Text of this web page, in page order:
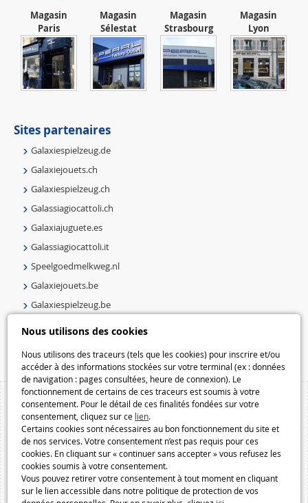
Nous utilisons des cookies
Nous utilisons des traceurs (tels que les cookies) pour inscrire et/ou
accéder à des informations stockées sur votre terminal (ex : données
de navigation : pages consultées, heure de connexion). Le
fonctionnement de certains de ces traceurs est soumis à votre
consentement. Pour le détail de ces finalités fondées sur votre
consentement, cliquez sur ce lien.
Certains cookies sont nécessaires au bon fonctionnement du site et
de nos services. Votre consentement n’est pas requis pour ces
cookies. En cliquant sur « continuer sans accepter » vous refusez les
cookies soumis à votre consentement.
Vous pouvez retirer votre consentement à tout moment en cliquant
sur le lien accessible dans notre politique de protection de vos
Magasin
Paris
Magasin
Sélestat
Magasin
Strasbourg
Magasin
Lyon
Sites partenaires
Galaxiespielzeug.de
Galaxiejouets.ch
Galaxiespielzeug.ch
Galassiagiocattoli.ch
Galaxiajuguete.es
Galassiagiocattoli.it
Speelgoedmelkweg.nl
Galaxiejouets.be
Galaxiespielzeug.be